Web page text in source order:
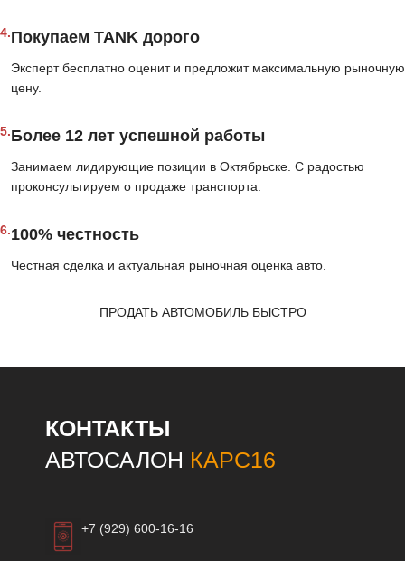
4.Покупаем TANK дорого
Эксперт бесплатно оценит и предложит максимальную рыночную
цену.
5.Более 12 лет успешной работы
Занимаем лидирующие позиции в Октябрьске. С радостью
проконсультируем о продаже транспорта.
6.100% честность
Честная сделка и актуальная рыночная оценка авто.
ПРОДАТЬ АВТОМОБИЛЬ БЫСТРО
КОНТАКТЫ
АВТОСАЛОН КАРС16
+7 (929) 600-16-16